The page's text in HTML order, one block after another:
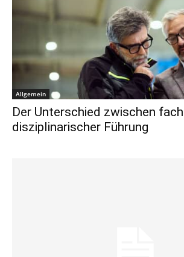
Allgemein
Der Unterschied zwischen
disziplinarischer Führung